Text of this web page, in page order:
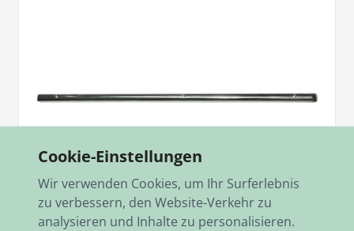
Cookie-Einstellungen
Wir verwenden Cookies, um Ihr Surferlebnis
zu verbessern, den Website-Verkehr zu
analysieren und Inhalte zu personalisieren.